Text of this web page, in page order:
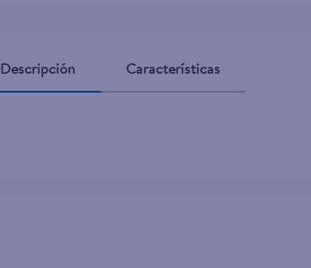
Descripción Características